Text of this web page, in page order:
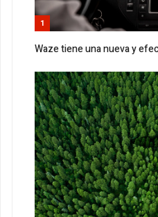
1
Waze tiene una nueva y